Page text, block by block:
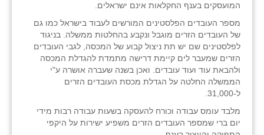
המועסקים בענף החקלאות אינם ישראלים.
מספר העובדים הפלסטינים המורשים לעבוד בישראל כמו גם
של העובדים הזרים מוגבל ונקבע בהחלטות ממשלה. בניגוד
לפלסטינים שם יש תת ניצול קבוע של המכסה, לגבי העובדים
הזרים שמעבר לים קיימת דרישה מתמדת להגדלת המכסה
ולהבאת עוד ועוד עובדים. ואכן בשנה שעברה אושרה ע"י
הממשלה החלטה על הגדלת מכסת העובדים הזרים
ל-31,000.
מלבד עומס עבודה וכורח להעסקה בשעות עבודה רבות מידי
יום ברי שמספר העובדים הזרים משפיע ישירות על היקפי